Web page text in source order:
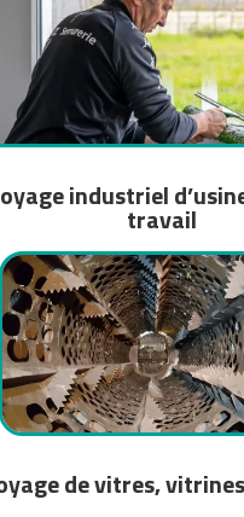
industriel
travail
de vitres,